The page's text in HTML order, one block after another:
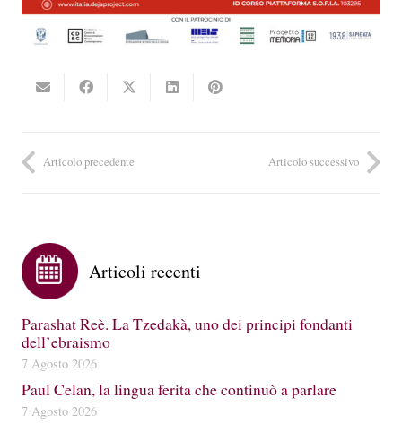
Articolo precedente Articolo successivo
Articoli recenti
Parashat Reè. La Tzedakà, uno dei principi fondanti
dell’ebraismo
7 Agosto 2026
Paul Celan, la lingua ferita che continuò a parlare
7 Agosto 2026